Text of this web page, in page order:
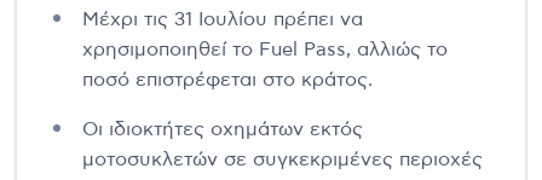
Μέχρι τις 31 Ιουλίου πρέπει να
χρησιμοποιηθεί το Fuel Pass, αλλιώς το
ποσό επιστρέφεται στο κράτος.
Οι ιδιοκτήτες οχημάτων εκτός
μοτοσυκλετών σε συγκεκριμένες περιοχές